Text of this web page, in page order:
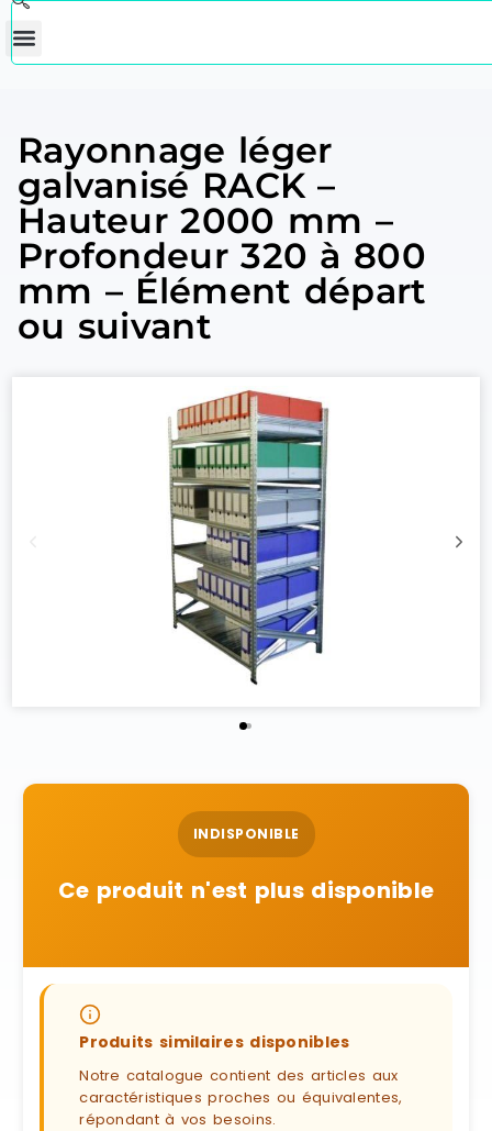
Rayonnage léger
galvanisé RACK –
Hauteur 2000 mm –
Profondeur 320 à 800
mm – Élément départ
ou suivant
INDISPONIBLE
Ce produit n'est plus disponible
Produits similaires disponibles
Notre catalogue contient des articles aux
caractéristiques proches ou équivalentes,
répondant à vos besoins.